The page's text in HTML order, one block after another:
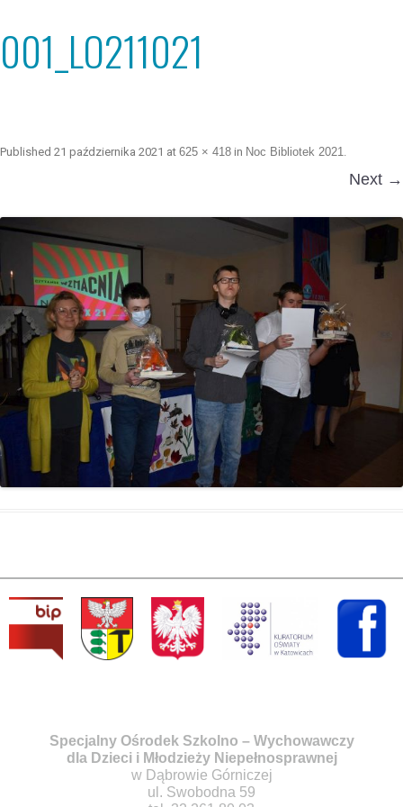
001_LO211021
Published 21 października 2021 at 625 × 418 in Noc Bibliotek 2021.
Next →
Specjalny Ośrodek Szkolno – Wychowawczy
dla Dzieci i Młodzieży Niepełnosprawnej
w Dąbrowie Górniczej
ul. Swobodna 59